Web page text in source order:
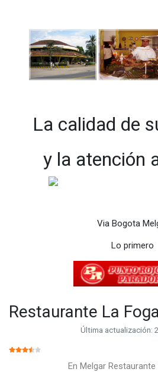
La calidad de
y la atención
Via Bogota
Lo primero
Restaurante La
Última actualización:
RATIO:3.5/
En Melgar